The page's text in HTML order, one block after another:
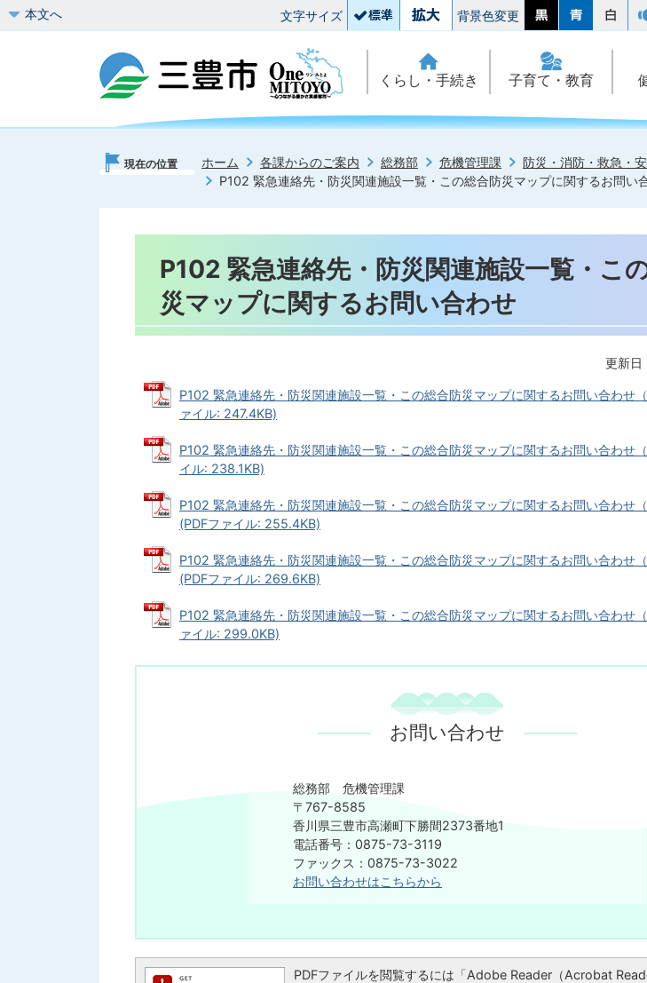
本文へ 文字サイズ 背景色変更
くらし・手続き 子育て・教育
現在の位置 ホーム 各課からのご案内 総務部 危機管理課 防災・消防・救急・
P102 緊急連絡先・防災関連施設一覧・この総合防災マップに関するお問い
P102 緊急連絡先・防災関連施設一覧・こ
災マップに関するお問い合わせ
更新
P102 緊急連絡先・防災関連施設一覧・この総合防災マップに関するお問い合わせ
ァイル: 247.4KB)
P102 緊急連絡先・防災関連施設一覧・この総合防災マップに関するお問い合わせ
イル: 238.1KB)
P102 緊急連絡先・防災関連施設一覧・この総合防災マップに関するお問い合わせ（
(PDFファイル: 255.4KB)
P102 緊急連絡先・防災関連施設一覧・この総合防災マップに関するお問い合わせ（
(PDFファイル: 269.6KB)
P102 緊急連絡先・防災関連施設一覧・この総合防災マップに関するお問い合わせ
ァイル: 299.0KB)
お問い合わせ
総務部 危機管理課
〒767-8585
香川県三豊市高瀬町下勝間2373番地1
電話番号：0875-73-3119
ファックス：0875-73-3022
お問い合わせはこちらから
PDFファイルを閲覧するには「Adobe Reader（Acrobat